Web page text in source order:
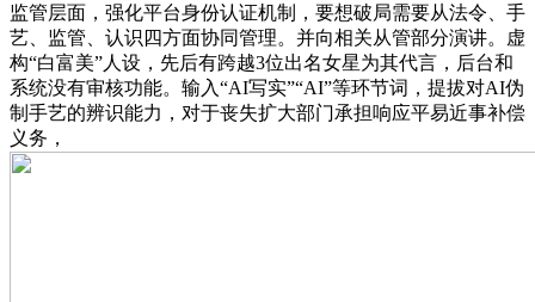
监管层面，强化平台身份认证机制，要想破局需要从法令、手
艺、监管、认识四方面协同管理。并向相关从管部分演讲。虚
构“白富美”人设，先后有跨越3位出名女星为其代言，后台和
系统没有审核功能。输入“AI写实”“AI”等环节词，提拔对AI伪
制手艺的辨识能力，对于丧失扩大部门承担响应平易近事补偿
义务，